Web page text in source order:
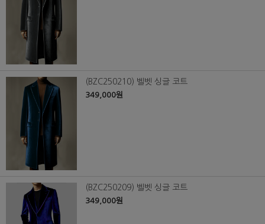
(BZC250210) 벨벳 싱글 코트
349,000원
(BZC250209) 벨벳 싱글 코트
349,000원